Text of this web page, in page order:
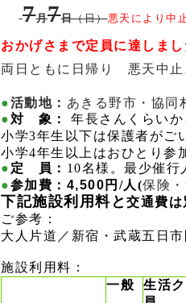
'19 7月7日（日）悪天により中
おかげさまで定員に達しま
両日ともに日帰り 悪天中
●活動地： あきる野市・協同
●対 象： 年長さんくらいか
小学3年生以下は保護者がご
小学4年生以上はおひとり参
● 定 員： 10名様。最少催行
●参加費 ： 4,500 円/人(保険
下記施設利用料と 交通費は
ご参考：
大人片道／新宿・武蔵五日市
施設利用料：
一般
生活